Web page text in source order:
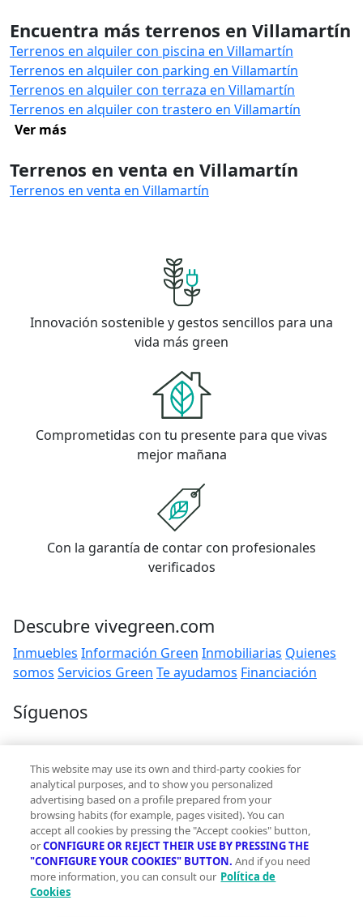
Encuentra más terrenos en Villamartín
Terrenos en alquiler con piscina en Villamartín
Terrenos en alquiler con parking en Villamartín
Terrenos en alquiler con terraza en Villamartín
Terrenos en alquiler con trastero en Villamartín
Ver más
Terrenos en venta en Villamartín
Terrenos en venta en Villamartín
Innovación sostenible y gestos sencillos para una
vida más green
Comprometidas con tu presente para que vivas
mejor mañana
Con la garantía de contar con profesionales
verificados
Descubre vivegreen.com
Inmuebles Información Green Inmobiliarias Quienes
somos Servicios Green Te ayudamos Financiación
Síguenos
Contacto
hola@vivegreen.com
Aviso Legal
Condiciones de uso
This website may use its own and third-party cookies for
analytical purposes, and to show you personalized
advertising based on a profile prepared from your
browsing habits (for example, pages visited). You can
accept all cookies by pressing the "Accept cookies" button,
orCONFIGURE OR REJECT THEIR USE BY PRESSING THE
"CONFIGURE YOUR COOKIES" BUTTON. And if you need
more information, you can consult our Política de
Cookies